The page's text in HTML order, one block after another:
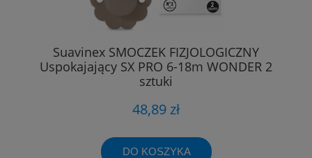
Suavinex SMOCZEK FIZJOLOGICZNY
Uspokajający SX PRO 6-18m WONDER 2
sztuki
48,89 zł
DO KOSZYKA